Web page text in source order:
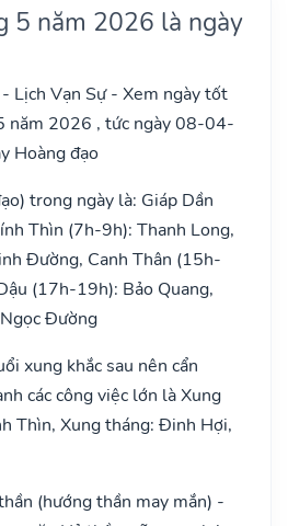
5 năm 2026 là ngày
Lịch Vạn Sự - Xem ngày tốt
năm 2026 , tức ngày 08-04-
Hoàng đạo
trong ngày là: Giáp Dần
Thìn (7h-9h): Thanh Long,
Đường, Canh Thân (15h-
(17h-19h): Bảo Quang,
Đường
xung khắc sau nên cẩn
các công việc lớn là Xung
Thìn, Xung tháng: Đinh Hợi,
(hướng thần may mắn) -